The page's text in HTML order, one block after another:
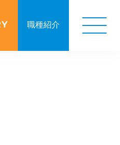
職種紹介